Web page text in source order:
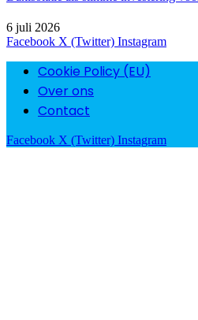
6 juli 2026
Facebook X (Twitter) Instagram
Cookie Policy (EU)
Over ons
Contact
Facebook X (Twitter) Instagram